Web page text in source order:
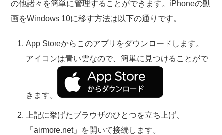
の他諸々を簡単に管理することができます。iPhoneの動
画をWindows 10に移す方法は以下の通りです。
App Storeからこのアプリをダウンロードします。
アイコンは青い雲なので、簡単に見つけることがで
きます。
上記に挙げたブラウザのひとつを立ち上げ、
「airmore.net」を開いて接続します。